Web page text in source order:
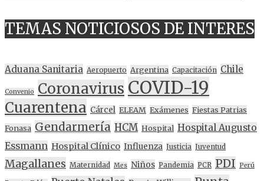
TEMAS NOTICIOSOS DE INTERES
Aduana Sanitaria Aeropuerto Argentina Capacitación Chile
Convenio Coronavirus COVID-19
Cuarentena Cárcel ELEAM Exámenes Fiestas Patrias
Fonasa Gendarmería HCM Hospital Hospital Augusto
Essmann Hospital Clínico Influenza Justicia Juventud
Magallanes Maternidad Mes Niños Pandemia PCR PDI Perú